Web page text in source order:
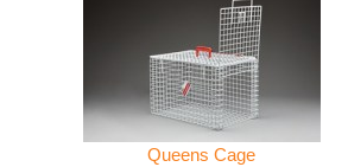
Queens Cage